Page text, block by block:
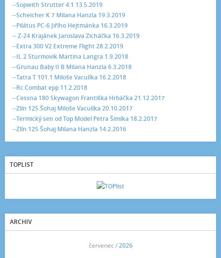
--Sopwith Strutter 4:1 13.5.2019
--Scheicher K 7 Milana Hanzla 19.3.2019
--Pilátus PC-6 Jiřího Hejtmánka 16.3.2019
-- Z-24 Krajánek Jaroslava Zicháčka 16.3.2019
--Extra 300 V2 Extreme Flight 28.2.2019
--IL 2 Sturmovik Martina Langra 1.9.2018
--Grunau Baby II B Milana Hanzla 6.3.2018
--Tatra T 101.1 Miloše Vaculíka 16.2.2018
--Rc Combat epp 11.2.2018
--Cessna 180 Skywagon Františka Hrbáčka 21.12.2017
--Zlín 125 Šohaj Miloše Vaculíka 20.10.2017
--Termický sen od Top Model Petra Šimíka 18.2.2017
--Zlín 125 Šohaj Milana Hanzla 14.2.2016
TOPLIST
ARCHIV
červenec /2026